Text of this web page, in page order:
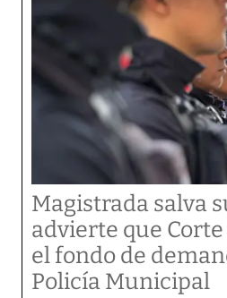
Magistrada salva
advierte que
el fondo de
Policía Municipal